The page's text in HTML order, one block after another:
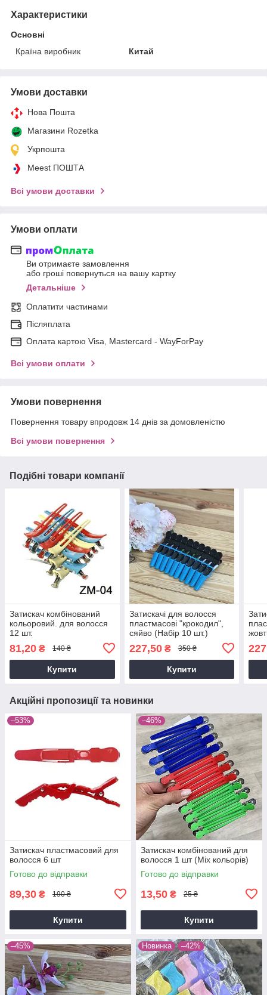
Характеристики
Основні
Країна виробник
Китай
Умови доставки
Нова Пошта
Магазини Rozetka
Укрпошта
Meest ПОШТА
Всі умови доставки
Умови оплати
Ви отримаєте замовлення
або гроші повернуться на вашу картку
Детальніше
Оплатити частинами
Післяплата
Оплата картою Visa, Mastercard - WayForPay
Всі умови оплати
Умови повернення
Повернення товару впродовж 14 днів за домовленістю
Всі умови повернення
Подібні товари компанії
Затискач комбінований
кольоровий. для волосся
12 шт.
81,20 ₴ 140 ₴
Купити
Затискачі для волосся
пластмасові "крокодил",
сяйво (Набір 10 шт.)
227,50₴ 350 ₴
Купити
Акційні пропозиції та новинки
–53%
Затискач пластмасовий для
волосся 6 шт
Готово до відправки
89,30 ₴ 190 ₴
Купити
–46%
Затискач комбінований для
волосся 1 шт (Mix кольорів)
Готово до відправки
13,50 ₴ 25 ₴
Купити
–45% Новинка –42%